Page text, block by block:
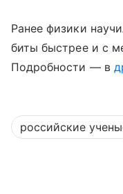
Ранее физики
биты быстрее и с
Подробности — в
российские